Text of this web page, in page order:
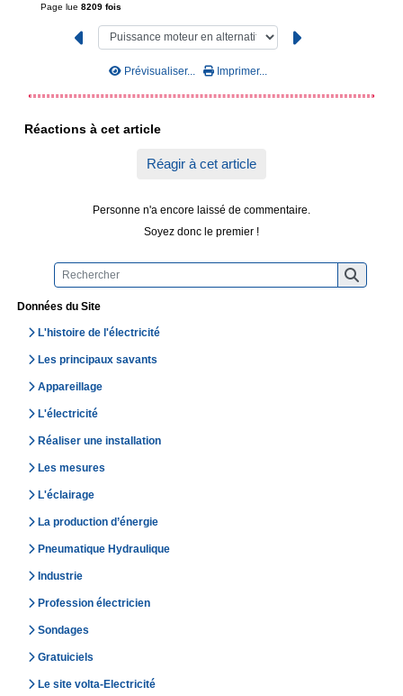
Données du Site
L'histoire de l'électricité
Les principaux savants
Appareillage
L'électricité
Réaliser une installation
Les mesures
L'éclairage
La production d’énergie
Pneumatique Hydraulique
Industrie
Profession électricien
Sondages
Gratuiciels
Le site volta-Electricité
Page lue 8209 fois
Prévisualiser... Imprimer...
Réactions à cet article
Réagir à cet article
Personne n'a encore laissé de commentaire.
Soyez donc le premier !